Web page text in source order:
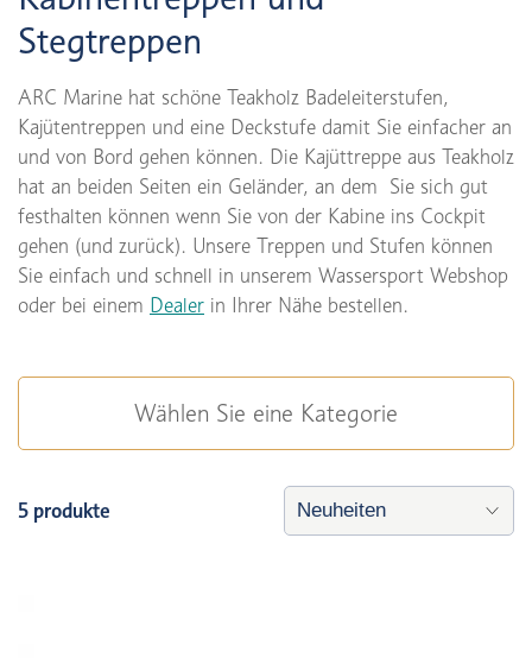
Stegtreppen
ARC Marine hat schöne Teakholz Badeleiterstufen,
Kajütentreppen und eine Deckstufe damit Sie einfacher an
und von Bord gehen können. Die Kajüttreppe aus Teakholz
hat an beiden Seiten ein Geländer, an dem Sie sich gut
festhalten können wenn Sie von der Kabine ins Cockpit
gehen (und zurück). Unsere Treppen und Stufen können
Sie einfach und schnell in unserem Wassersport Webshop
oder bei einem Dealer in Ihrer Nähe bestellen.
Wählen Sie eine Kategorie
5 produkte